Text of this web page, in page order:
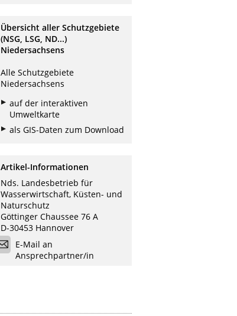
Übersicht aller Schutzgebiete
(NSG, LSG, ND...)
Niedersachsens
Alle Schutzgebiete
Niedersachsens
auf der interaktiven
Umweltkarte
als GIS-Daten zum Download
Artikel-Informationen
Nds. Landesbetrieb für
Wasserwirtschaft, Küsten- und
Naturschutz
Göttinger Chaussee 76 A
D-30453 Hannover
E-Mail an
Ansprechpartner/in